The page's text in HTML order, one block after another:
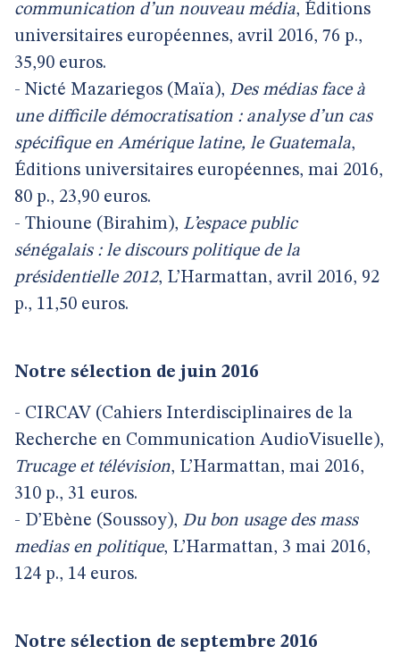
communication d’un nouveau média, Éditions
universitaires européennes, avril 2016, 76 p.,
35,90 euros.
- Nicté Mazariegos (Maïa), Des médias face à
une difficile démocratisation : analyse d’un cas
spécifique en Amérique latine, le Guatemala,
Éditions universitaires européennes, mai 2016,
80 p., 23,90 euros.
- Thioune (Birahim), L’espace public
sénégalais : le discours politique de la
présidentielle 2012, L’Harmattan, avril 2016, 92
p., 11,50 euros.
Notre sélection de juin 2016
- CIRCAV (Cahiers Interdisciplinaires de la
Recherche en Communication AudioVisuelle),
Trucage et télévision, L’Harmattan, mai 2016,
310 p., 31 euros.
- D’Ebène (Soussoy), Du bon usage des mass
medias en politique, L’Harmattan, 3 mai 2016,
124 p., 14 euros.
Notre sélection de septembre 2016